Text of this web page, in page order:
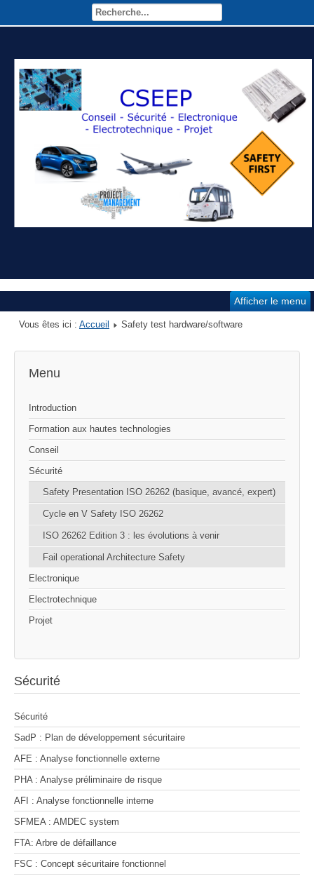
Afficher le menu
Vous êtes ici : Accueil Safety test hardware/software
Menu
Introduction
Formation aux hautes technologies
Conseil
Sécurité
Safety Presentation ISO 26262 (basique, avancé, expert)
Cycle en V Safety ISO 26262
ISO 26262 Edition 3 : les évolutions à venir
Fail operational Architecture Safety
Electronique
Electrotechnique
Projet
Sécurité
Sécurité
SadP : Plan de développement sécuritaire
AFE : Analyse fonctionnelle externe
PHA : Analyse préliminaire de risque
AFI : Analyse fonctionnelle interne
SFMEA : AMDEC system
FTA: Arbre de défaillance
FSC : Concept sécuritaire fonctionnel